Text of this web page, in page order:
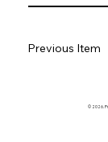
Previous Item
© 2026.